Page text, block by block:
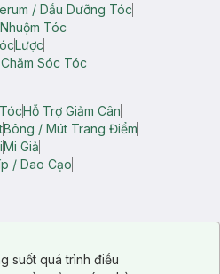
/ Dầu Dưỡng Tóc
Tóc
Lược
Sóc Tóc
Hỗ Trợ Giảm Cân
Bông / Mút Trang Điểm
Mi Giả
/ Dao Cạo
suốt quá trình điều